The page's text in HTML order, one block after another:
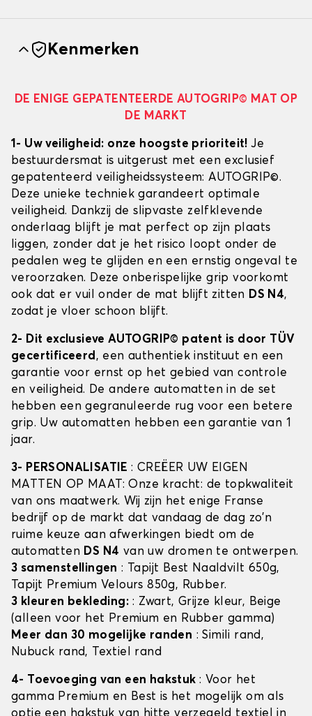
Kenmerken
DE ENIGE GEPATENTEERDE AUTOGRIP© MAT OP
DE MARKT
1- Uw veiligheid: onze hoogste prioriteit!Je
bestuurdersmat is uitgerust met een exclusief
gepatenteerd veiligheidssysteem: AUTOGRIP©.
Deze unieke techniek garandeert optimale
veiligheid. Dankzij de slipvaste zelfklevende
onderlaag blijft je mat perfect op zijn plaats
liggen, zonder dat je het risico loopt onder de
pedalen weg te glijden en een ernstig ongeval te
veroorzaken. Deze onberispelijke grip voorkomt
ook dat er vuil onder de mat blijft zitten DS N4,
zodat je vloer schoon blijft.
2- Dit exclusieve AUTOGRIP© patent is door TÜV
gecertificeerd, een authentiek instituut en een
garantie voor ernst op het gebied van controle
en veiligheid. De andere automatten in de set
hebben een gegranuleerde rug voor een betere
grip. Uw automatten hebben een garantie van 1
jaar.
3- PERSONALISATIE: CREËER UW EIGEN
MATTEN OP MAAT: Onze kracht: de topkwaliteit
van ons maatwerk. Wij zijn het enige Franse
bedrijf op de markt dat vandaag de dag zo'n
ruime keuze aan afwerkingen biedt om de
automatten DS N4 van uw dromen te ontwerpen.
3 samenstellingen : Tapijt Best Naaldvilt 650g,
Tapijt Premium Velours 850g, Rubber.
3 kleuren bekleding: : Zwart, Grijze kleur, Beige
(alleen voor het Premium en Rubber gamma)
Meer dan 30 mogelijke randen : Simili rand,
Nubuck rand, Textiel rand
4- Toevoeging van een hakstuk : Voor het
gamma Premium en Best is het mogelijk om als